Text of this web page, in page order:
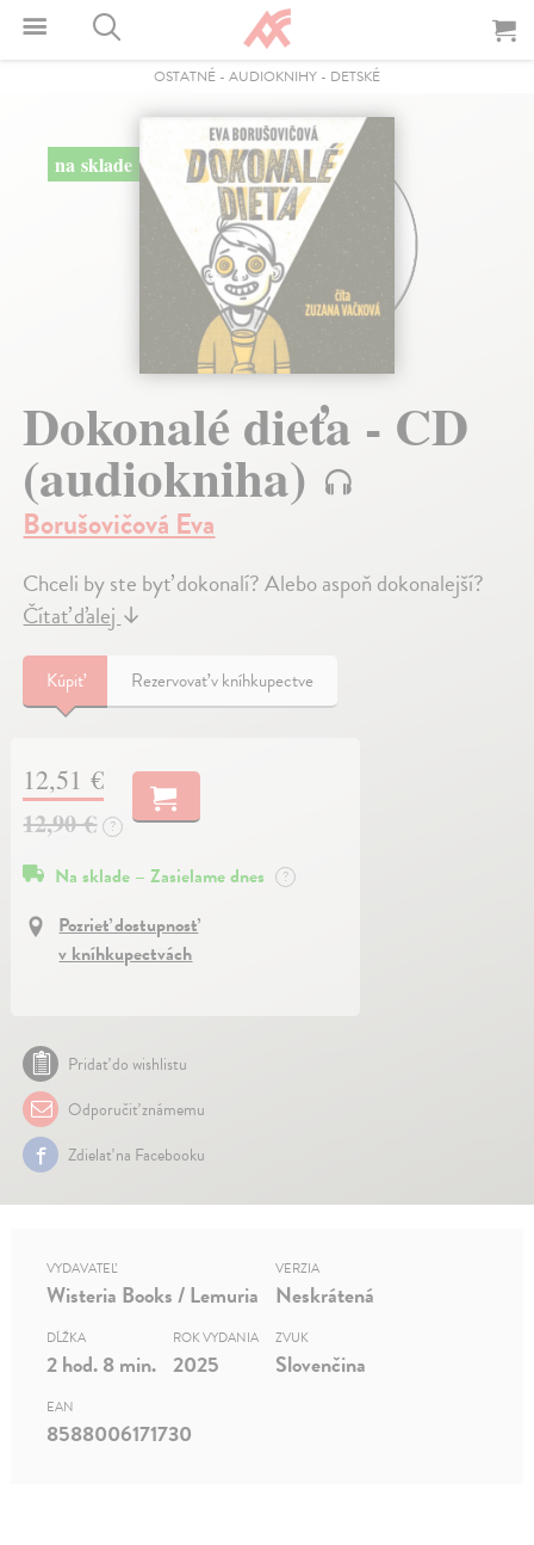
OSTATNÉ - AUDIOKNIHY - DETSKÉ
na sklade
Dokonalé dieťa - CD
(audiokniha)
Borušovičová Eva
Chceli by ste byť dokonalí? Alebo aspoň dokonalejší?
Čítať ďalej ↓
Kúpiť Rezervovať v kníhkupectve
12,51 €
12,90 €
?
Na sklade – Zasielame dnes ?
Pozrieť dostupnosť
v kníhkupectvách
Pridať do wishlistu
Odporučiť známemu
Zdielať na Facebooku
VYDAVATEĽ
Wisteria Books / Lemuria
VERZIA
Neskrátená
DĹŽKA
2 hod. 8 min.
ROK VYDANIA
2025
ZVUK
Slovenčina
EAN
8588006171730